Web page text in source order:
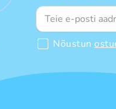
Nõustun